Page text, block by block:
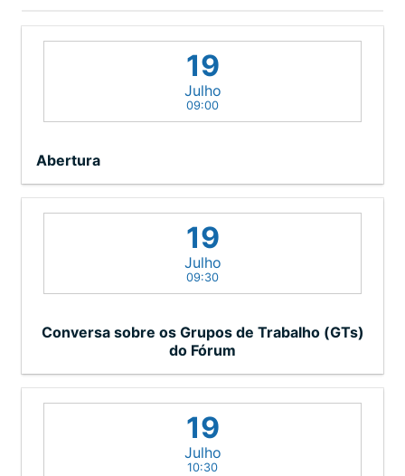
Abertura
19
Julho
09:00
Conversa sobre os Grupos de Trabalho (GTs)
do Fórum
19
Julho
09:30
19
Julho
10:30